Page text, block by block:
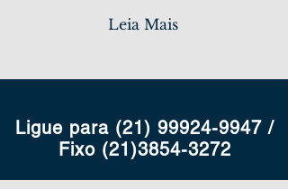
Leia Mais
Ligue para (21) 99924-9947 /
Fixo (21)3854-3272